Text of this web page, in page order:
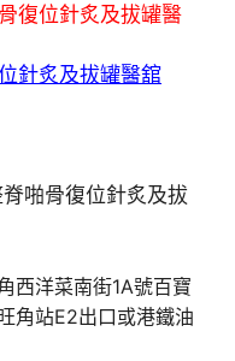
復位針炙及拔罐醫
針炙及拔罐醫舘
西洋菜南街1A號百寶
角站E2出口或港鐵油